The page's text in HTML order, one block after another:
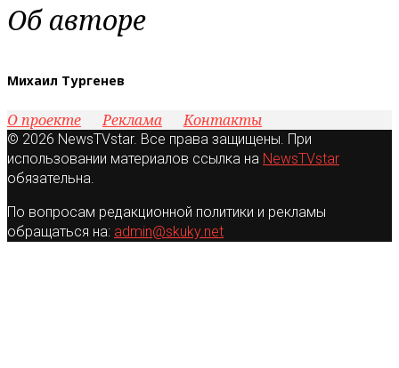
Об авторе
Михаил Тургенев
О проекте Реклама Контакты
© 2026 NewsTVstar. Все права защищены. При
использовании материалов ссылка на NewsTVstar
обязательна.
По вопросам редакционной политики и рекламы
обращаться на: admin@skuky.net